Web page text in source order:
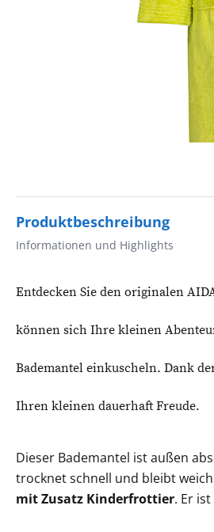
Produktbeschreibung
Informationen und Highlights
Entdecken Sie den originalen
können sich Ihre kleinen
Bademantel einkuscheln. Dank
Ihren kleinen dauerhaft Freude.
Dieser Bademantel ist außen
trocknet schnell und bleibt
mit Zusatz Kinderfrottier. Er